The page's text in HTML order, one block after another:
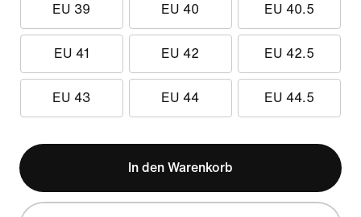
EU 39 EU 40 EU 40.5
EU 41 EU 42 EU 42.5
EU 43 EU 44 EU 44.5
In den Warenkorb